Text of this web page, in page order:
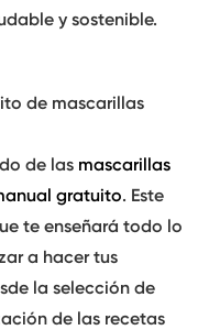
y sostenible.
de mascarillas
de las mascarillas
gratuito. Este
te enseñará todo lo
a hacer tus
la selección de
de las recetas